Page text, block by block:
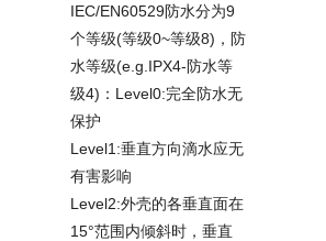
IEC/EN60529防水分为9
个等级(等级0~等级8)，防
水等级(e.g.IPX4-防水等
级4)：Level0:完全防水无
保护
Level1:垂直方向滴水应无
有害影响
Level2:外壳的各垂直面在
15°范围内倾斜时，垂直